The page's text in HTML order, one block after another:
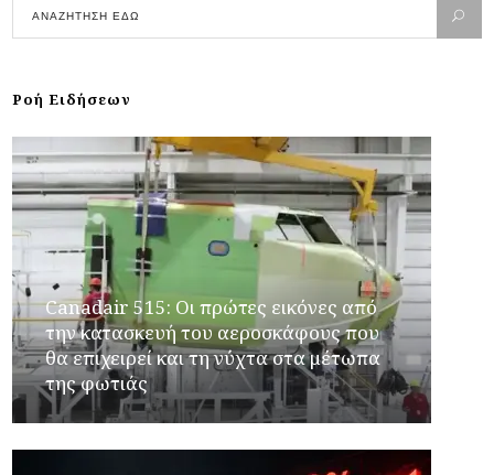
Ροή Ειδήσεων
Canadair 515: Οι πρώτες εικόνες από
την κατασκευή του αεροσκάφους που
θα επιχειρεί και τη νύχτα στα μέτωπα
της φωτιάς